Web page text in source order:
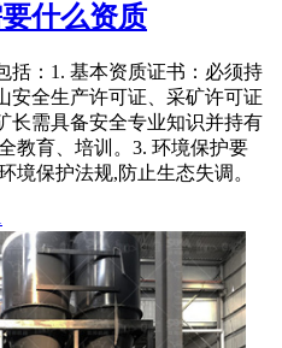
什么资质
括：1. 基本资质证书：必须持
安全生产许可证、采矿许可证
长需具备安全专业知识并持有
教育、培训。3. 环境保护要
境保护法规,防止生态失调。